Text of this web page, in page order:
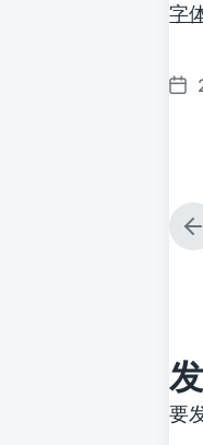
字
发
上
篇
要